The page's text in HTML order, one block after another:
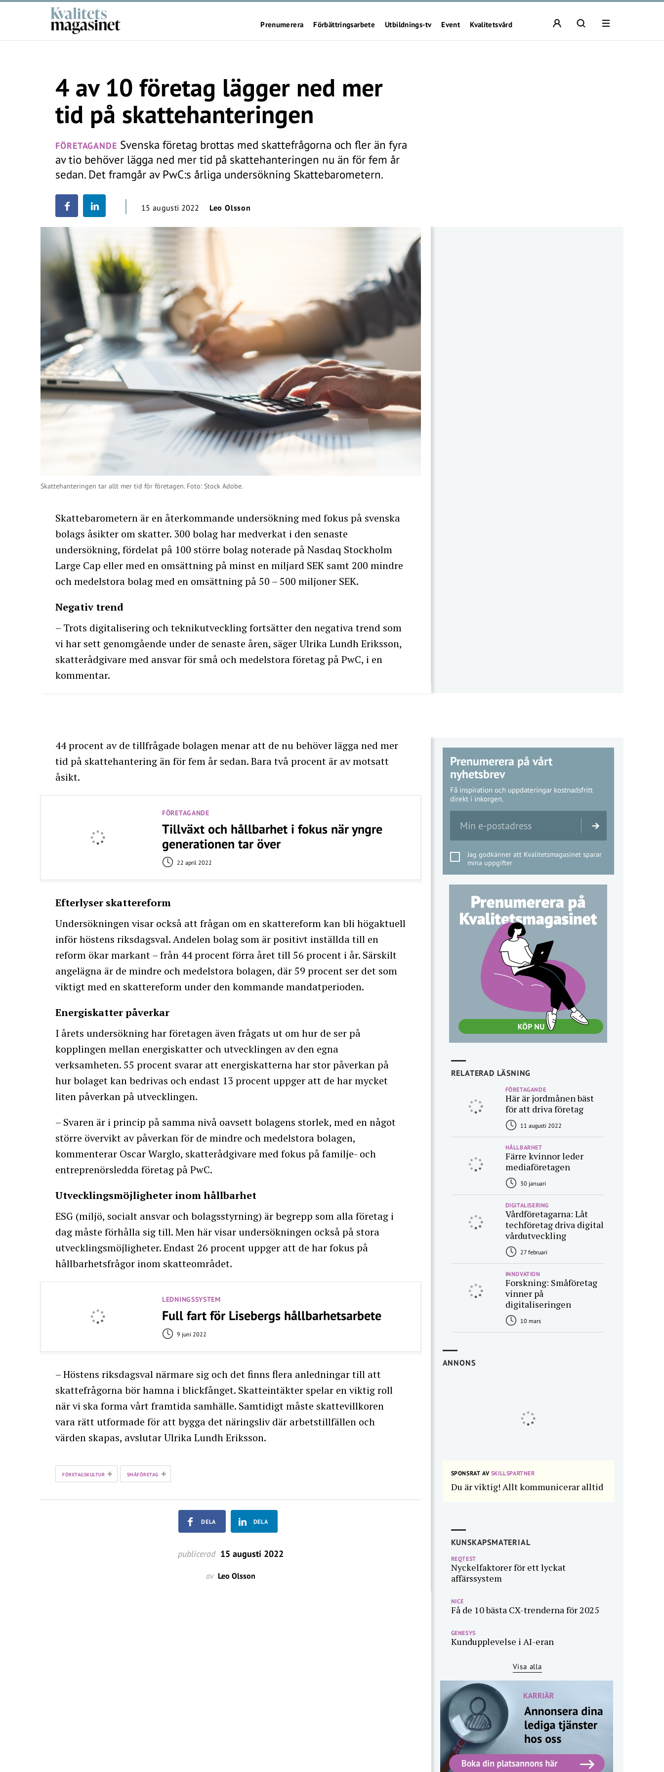
Prenumerera Förbättringsarbete Utbildnings-tv Event Kvalitetsvård
4 av 10 företag lägger ned mer
tid på skattehanteringen
FÖRETAGANDE Svenska företag brottas med skattefrågorna och fler än fyra
av tio behöver lägga ned mer tid på skattehanteringen nu än för fem år
sedan. Det framgår av PwC:s årliga undersökning Skattebarometern.
15 augusti 2022 Leo Olsson
Skattehanteringen tar allt mer tid för företagen. Foto: Stock Adobe.
Skattebarometern är en återkommande undersökning med fokus på svenska
bolags åsikter om skatter. 300 bolag har medverkat i den senaste
undersökning, fördelat på 100 större bolag noterade på Nasdaq Stockholm
Large Cap eller med en omsättning på minst en miljard SEK samt 200 mindre
och medelstora bolag med en omsättning på 50 – 500 miljoner SEK.
Negativ trend
– Trots digitalisering och teknikutveckling fortsätter den negativa trend som
vi har sett genomgående under de senaste åren, säger Ulrika Lundh Eriksson,
skatterådgivare med ansvar för små och medelstora företag på PwC, i en
kommentar.
44 procent av de tillfrågade bolagen menar att de nu behöver lägga ned mer
tid på skattehantering än för fem år sedan. Bara två procent är av motsatt
åsikt.
FÖRETAGANDE
Tillväxt och hållbarhet i fokus när yngre
generationen tar över
22 april 2022
Efterlyser skattereform
Undersökningen visar också att frågan om en skattereform kan bli högaktuell
inför höstens riksdagsval. Andelen bolag som är positivt inställda till en
reform ökar markant – från 44 procent förra året till 56 procent i år. Särskilt
angelägna är de mindre och medelstora bolagen, där 59 procent ser det som
viktigt med en skattereform under den kommande mandatperioden.
Energiskatter påverkar
I årets undersökning har företagen även frågats ut om hur de ser på
kopplingen mellan energiskatter och utvecklingen av den egna
verksamheten. 55 procent svarar att energiskatterna har stor påverkan på
hur bolaget kan bedrivas och endast 13 procent uppger att de har mycket
liten påverkan på utvecklingen.
– Svaren är i princip på samma nivå oavsett bolagens storlek, med en något
större övervikt av påverkan för de mindre och medelstora bolagen,
kommenterar Oscar Warglo, skatterådgivare med fokus på familje- och
entreprenörsledda företag på PwC.
Utvecklingsmöjligheter inom hållbarhet
ESG (miljö, socialt ansvar och bolagsstyrning) är begrepp som alla företag i
dag måste förhålla sig till. Men här visar undersökningen också på stora
utvecklingsmöjligheter. Endast 26 procent uppger att de har fokus på
hållbarhetsfrågor inom skatteområdet.
LEDNINGSSYSTEM
Full fart för Lisebergs hållbarhetsarbete
9 juni 2022
– Höstens riksdagsval närmare sig och det finns flera anledningar till att
skattefrågorna bör hamna i blickfånget. Skatteintäkter spelar en viktig roll
när vi ska forma vårt framtida samhälle. Samtidigt måste skattevillkoren
vara rätt utformade för att bygga det näringsliv där arbetstillfällen och
värden skapas, avslutar Ulrika Lundh Eriksson.
FÖRETAGSKULTUR + SMÅFÖRETAG +
DELA DELA
publicerad 15 augusti 2022
av Leo Olsson
Prenumerera på vårt
nyhetsbrev
Få inspiration och uppdateringar kostnadsfritt
direkt i inkorgen.
Jag godkänner att Kvalitetsmagasinet sparar
mina uppgifter
RELATERAD LÄSNING
FÖRETAGANDE
Här är jordmånen bäst
för att driva företag
11 augusti 2022
HÅLLBARHET
Färre kvinnor leder
mediaföretagen
30 januari
DIGITALISERING
Vårdföretagarna: Låt
techföretag driva digital
vårdutveckling
27 februari
INNOVATION
Forskning: Småföretag
vinner på
digitaliseringen
10 mars
ANNONS
SPONSRAT AVSKILLSPARTNER
Du är viktig! Allt kommunicerar alltid
KUNSKAPSMATERIAL
REQTEST
Nyckelfaktorer för ett lyckat
affärssystem
NICE
Få de 10 bästa CX-trenderna för 2025
GENESYS
Kundupplevelse i AI-eran
Visa alla